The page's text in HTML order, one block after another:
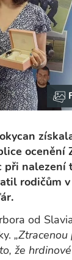
ocenění
při
rodičům
od
že